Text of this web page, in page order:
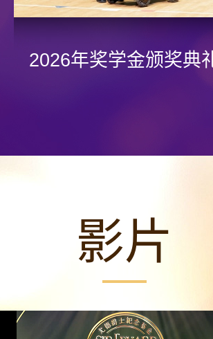
2026年奖学金颁奖典
影片